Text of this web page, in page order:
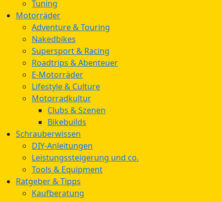
Tuning
Motorräder
Adventure & Touring
Nakedbikes
Supersport & Racing
Roadtrips & Abenteuer
E-Motorräder
Lifestyle & Culture
Motorradkultur
Clubs & Szenen
Bikebuilds
Schrauberwissen
DIY-Anleitungen
Leistungssteigerung und co.
Tools & Equipment
Ratgeber & Tipps
Kaufberatung